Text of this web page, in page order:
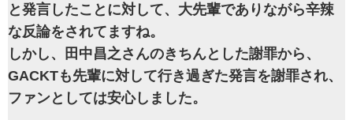
と発言したことに対して、大先輩でありながら辛辣
な反論をされてますね。
しかし、田中昌之さんのきちんとした謝罪から、
GACKTも先輩に対して行き過ぎた発言を謝罪され、
ファンとしては安心しました。